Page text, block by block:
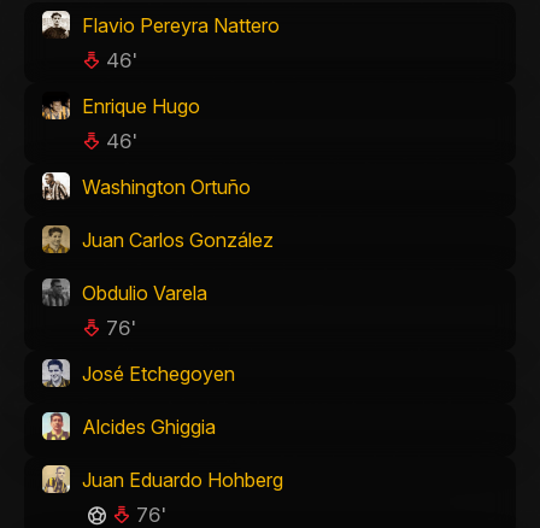
Flavio Pereyra Nattero
46'
Enrique Hugo
46'
Washington Ortuño
Juan Carlos González
Obdulio Varela
76'
José Etchegoyen
Alcides Ghiggia
Juan Eduardo Hohberg
76'